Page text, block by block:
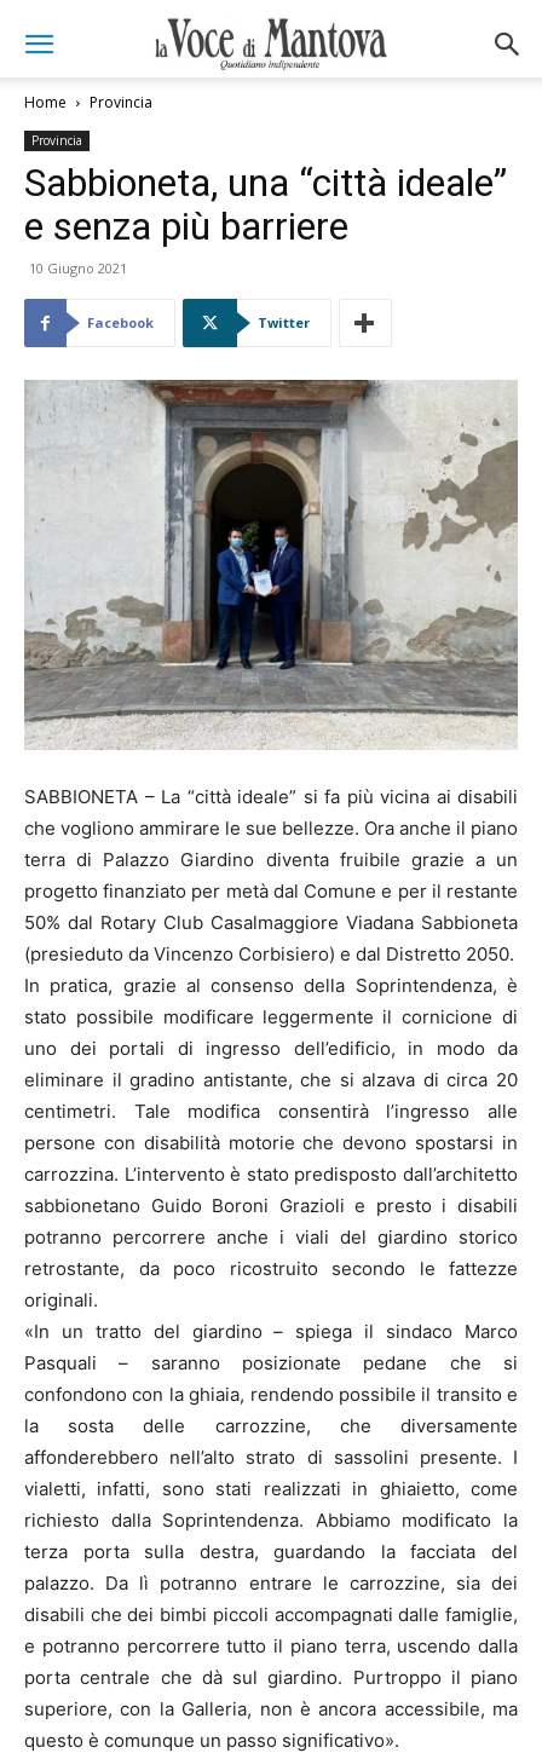
Home Provincia
Provincia
Sabbioneta, una “città ideale”
e senza più barriere
10 Giugno 2021
Facebook Twitter
SABBIONETA – La “città ideale” si fa più vicina ai disabili
che vogliono ammirare le sue bellezze. Ora anche il piano
terra di Palazzo Giardino diventa fruibile grazie a un
progetto finanziato per metà dal Comune e per il restante
50% dal Rotary Club Casalmaggiore Viadana Sabbioneta
(presieduto da Vincenzo Corbisiero) e dal Distretto 2050.
In pratica, grazie al consenso della Soprintendenza, è
stato possibile modificare leggermente il cornicione di
uno dei portali di ingresso dell’edificio, in modo da
eliminare il gradino antistante, che si alzava di circa 20
centimetri. Tale modifica consentirà l’ingresso alle
persone con disabilità motorie che devono spostarsi in
carrozzina. L’intervento è stato predisposto dall’architetto
sabbionetano Guido Boroni Grazioli e presto i disabili
potranno percorrere anche i viali del giardino storico
retrostante, da poco ricostruito secondo le fattezze
originali.
«In un tratto del giardino – spiega il sindaco Marco
Pasquali – saranno posizionate pedane che si
confondono con la ghiaia, rendendo possibile il transito e
la sosta delle carrozzine, che diversamente
affonderebbero nell’alto strato di sassolini presente. I
vialetti, infatti, sono stati realizzati in ghiaietto, come
richiesto dalla Soprintendenza. Abbiamo modificato la
terza porta sulla destra, guardando la facciata del
palazzo. Da lì potranno entrare le carrozzine, sia dei
disabili che dei bimbi piccoli accompagnati dalle famiglie,
e potranno percorrere tutto il piano terra, uscendo dalla
porta centrale che dà sul giardino. Purtroppo il piano
superiore, con la Galleria, non è ancora accessibile, ma
questo è comunque un passo significativo».